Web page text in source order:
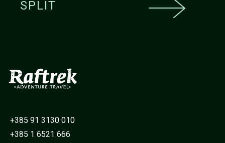
SPLIT
+385 91 3130 010
+385 1 6521 666